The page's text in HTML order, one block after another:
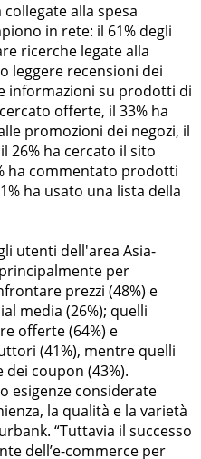
alla spesa
in rete: il 61% degli
ricerche legate alla
leggere recensioni dei
informazioni su prodotti di
offerte, il 33% ha
promozioni dei negozi, il
26% ha cercato il sito
ha commentato prodotti
ha usato una lista della
utenti dell'area Asia-
per
prezzi (48%) e
media (26%); quelli
offerte (64%) e
(41%), mentre quelli
coupon (43%).
esigenze considerate
la qualità e la varietà
“Tuttavia il successo
dell’e-commerce per